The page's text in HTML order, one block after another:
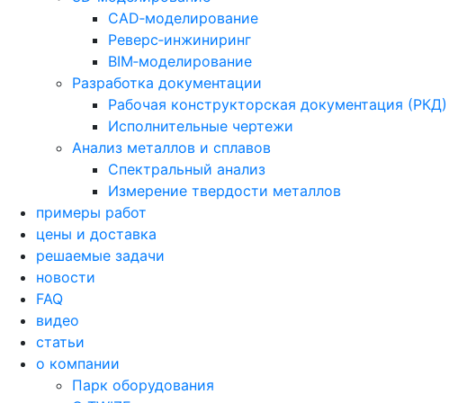
CAD‑моделирование
Реверс‑инжиниринг
BIM‑моделирование
Разработка документации
Рабочая конструкторская документация (РКД)
Исполнительные чертежи
Анализ металлов и сплавов
Спектральный анализ
Измерение твердости металлов
примеры работ
цены и доставка
решаемые задачи
новости
FAQ
видео
статьи
о компании
Парк оборудования